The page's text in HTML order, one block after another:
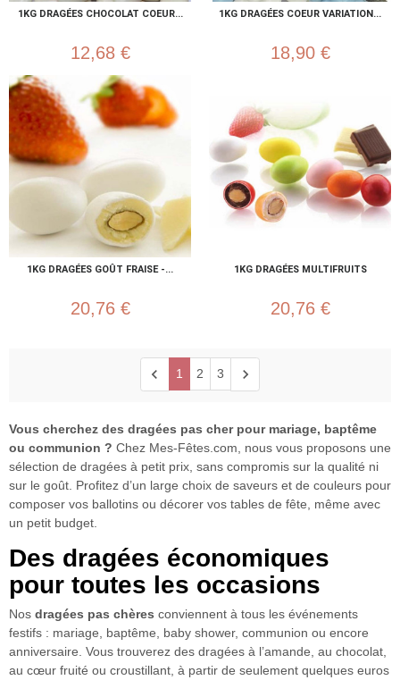
1KG DRAGÉES CHOCOLAT COEUR...
12,68 €
1KG DRAGÉES COEUR VARIATION...
18,90 €
1KG DRAGÉES GOÛT FRAISE -...
20,76 €
1KG DRAGÉES MULTIFRUITS
20,76 €
chevron_left 1 2 3 chevron_right
Vous cherchez des dragées pas cher pour mariage, baptême
ou communion ? Chez Mes-Fêtes.com, nous vous proposons une
sélection de dragées à petit prix, sans compromis sur la qualité ni
sur le goût. Profitez d’un large choix de saveurs et de couleurs pour
composer vos ballotins ou décorer vos tables de fête, même avec
un petit budget.
Des dragées économiques
pour toutes les occasions
Nos dragées pas chères conviennent à tous les événements
festifs : mariage, baptême, baby shower, communion ou encore
anniversaire. Vous trouverez des dragées à l’amande, au chocolat,
au cœur fruité ou croustillant, à partir de seulement quelques euros